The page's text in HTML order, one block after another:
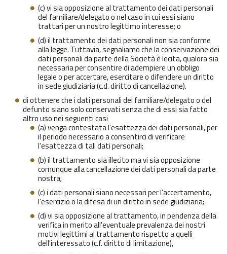
(c) vi sia opposizione al trattamento dei dati personali
del familiare/delegato o nel caso in cui essi siano
trattari per un nostro legittimo interesse; o
(d) il trattamento dei dati personali non sia conforme
alla legge. Tuttavia, segnaliamo che la conservazione dei
dati personali da parte della Società è lecita, qualora sia
necessaria per consentire di adempiere un obbligo
legale o per accertare, esercitare o difendere un diritto
in sede giudiziaria (c.d. diritto di cancellazione).
di ottenere che i dati personali del familiare/delegato o del
defunto siano solo conservati senza che di essi sia fatto
altro uso nei seguenti casi
(a) venga contestata l'esattezza dei dati personali, per
il periodo necessario a consentirci di verificare
l'esattezza di tali dati personali;
(b) il trattamento sia illecito ma vi sia opposizione
comunque alla cancellazione dei dati personali da parte
nostra;
(c) i dati personali siano necessari per l'accertamento,
l'esercizio o la difesa di un diritto in sede giudiziaria;
(d) vi sia opposizione al trattamento, in pendenza della
verifica in merito all'eventuale prevalenza dei nostri
motivi legittimi al trattamento rispetto a quelli
dell'interessato (c.f. diritto di limitazione),